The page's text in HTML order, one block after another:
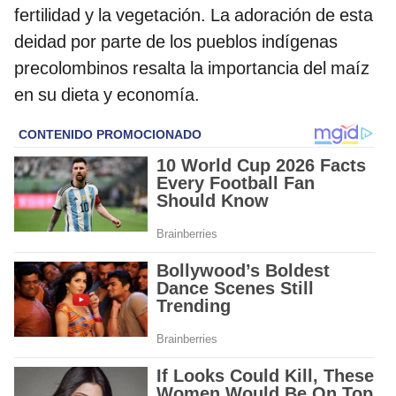
fertilidad y la vegetación. La adoración de esta
deidad por parte de los pueblos indígenas
precolombinos resalta la importancia del maíz
en su dieta y economía.